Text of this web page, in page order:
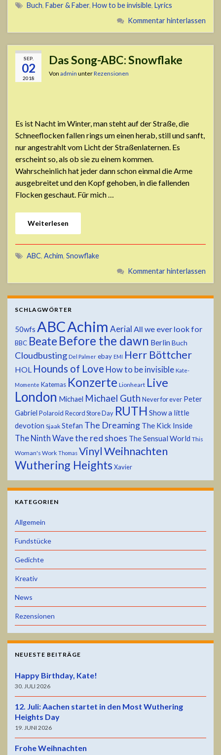
Buch, Faber & Faber, How to be invisible, Lyrics
Kommentar hinterlassen
SEP.
02
2018
Das Song-ABC: Snowflake
Von admin unterRezensionen
Es ist Nacht im Winter, man steht auf der Straße, die
Schneeflocken fallen rings um einen herab, still und sanft,
nur angestrahlt vom Licht der Straßenlaternen. Es
erscheint so, als ob sie zu einem kommen.
Wahrscheinlich hat jeder dann schon einmal die Arme
ausgebreitet und den Kopf gehoben, in die fallenden
Flocken geschaut. Für mich …
Weiterlesen
ABC, Achim, Snowflake
Kommentar hinterlassen
SCHLAGWÖRTER
50wfs ABCAchim Aerial All we ever look for
BBC Beate Before the dawn Berlin Buch
Cloudbusting Del Palmer ebay EMI Herr Böttcher
HOL Hounds of Love How to be invisible Kate-
Momente Katemas Konzerte Lionheart Live
London Michael Michael Guth Never for ever Peter
Gabriel Polaroid Record Store Day RUTH Show a little
devotion Sjaak Stefan The Dreaming The Kick Inside
The Ninth Wavethe red shoes The Sensual World This
Woman's Work Thomas VinylWeihnachten
Wuthering Heights Xavier
KATEGORIEN
Allgemein
Fundstücke
Gedichte
Kreativ
News
Rezensionen
NEUESTE BEITRÄGE
Happy Birthday, Kate!
30. JULI 2026
12. Juli: Aachen startet in den Most Wuthering
Heights Day
19. JUNI 2026
Frohe Weihnachten